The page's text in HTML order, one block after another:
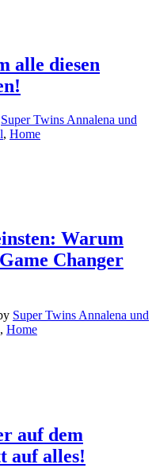
alle diesen
Super Twins Annalena und
, Home
Warum
Changer
Super Twins Annalena und
, Home
auf dem
auf alles!